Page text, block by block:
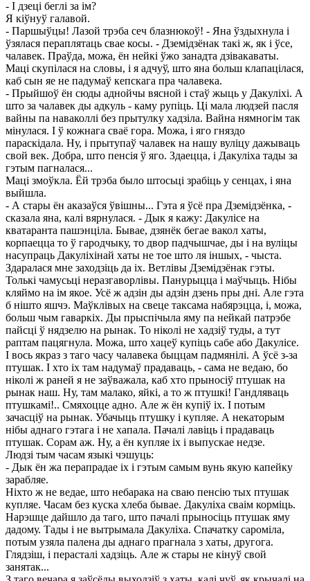
- І дзеці беглі за ім?
Я кіўнуў галавой.
- Паршыўцы! Лазой трэба сеч блазнюкоў! - Яна ўздыхнула і
ўзялася пераплятаць свае косы. - Дземідзёнак такі ж, як і ўсе,
чалавек. Праўда, можа, ён нейкі ўжо занадта дзівакаваты.
Маці скупілася на словы, і я адчуў, што яна больш клапацілася,
каб сын яе не падумаў кепскага пра чалавека.
- Прыйшоў ён сюды аднойчы вясной і стаў жыць у Дакуліхі. А
што за чалавек ды адкуль - каму рупіць. Ці мала людзей пасля
вайны па наваколлі без прытулку хадзіла. Вайна нямногім так
мінулася. І ў кожнага сваё гора. Можа, і яго гняздо
параскідала. Ну, і прытупаў чалавек на нашу вуліцу дажываць
свой век. Добра, што пенсія ў яго. Здаецца, і Дакуліха тады за
гэтым пагналася...
Маці змоўкла. Ёй трэба было штосьці зрабіць у сенцах, і яна
выйшла.
- А стары ён аказаўся ўвішны... Гэта я ўсё пра Дземідзёнка, -
сказала яна, калі вярнулася. - Дык я кажу: Дакулісе на
кватаранта пашэнціла. Бывае, дзянёк бегае вакол хаты,
корпаецца то ў гародчыку, то двор падчышчае, ды і на вуліцы
насупраць Дакуліхінай хаты не тое што ля іншых, - чыста.
Здаралася мне заходзіць да іх. Ветлівы Дземідзёнак гэты.
Толькі чамусьці неразгаворлівы. Панурыцца і маўчыць. Нібы
кляймо на ім якое. Усё ж адзін ды адзін дзень пры дні. Але гэта
б нішто яшчэ. Маўклівых на свеце таксама набярэцца, і, можа,
больш чым гаваркіх. Ды прыспічыла яму па нейкай патрэбе
пайсці ў нядзелю на рынак. То ніколі не хадзіў туды, а тут
раптам пацягнула. Можа, што хацеў купіць сабе або Дакулісе.
І вось якраз з таго часу чалавека быццам падмянілі. А ўсё з-за
птушак. І хто іх там надумаў прадаваць, - сама не ведаю, бо
ніколі ж раней я не заўважала, каб хто прыносіў птушак на
рынак наш. Ну, там малако, яйкі, а то ж птушкі! Гандляваць
птушкамі!.. Смяхоцце адно. Але ж ён купіў іх. І потым
зачасціў на рынак. Убачыць птушку і купляе. А некаторым
нібы аднаго гэтага і не хапала. Пачалі лавіць і прадаваць
птушак. Сорам аж. Ну, а ён купляе іх і выпускае недзе.
Людзі тым часам языкі чэшуць:
- Дык ён жа перапрадае іх і гэтым самым вунь якую капейку
зарабляе.
Ніхто ж не ведае, што небарака на сваю пенсію тых птушак
купляе. Часам без куска хлеба бывае. Дакуліха сваім корміць.
Нарэшце дайшло да таго, што пачалі прыносіць птушак яму
дадому. Тады і не вытрымала Дакуліха. Спачатку сароміла,
потым узяла палена ды аднаго прагнала з хаты, другога.
Глядзіш, і перасталі хадзіць. Але ж стары не кінуў свой
занятак...